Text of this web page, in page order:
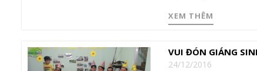
XEM THÊM
VUI ĐÓN GIÁNG
24/12/2016